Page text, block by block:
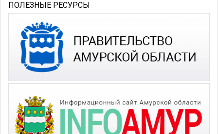
ПОЛЕЗНЫЕ РЕСУРСЫ